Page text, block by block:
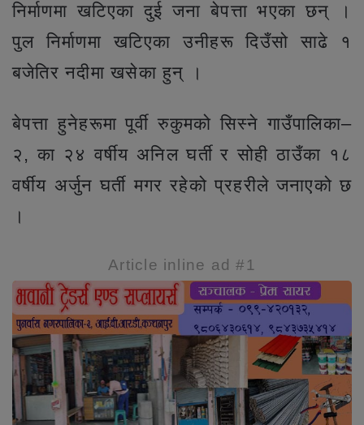
निर्माणमा खटिएका दुई जना बेपत्ता भएका छन् ।
पुल निर्माणमा खटिएका उनीहरू दिउँसो साढे १
बजेतिर नदीमा खसेका हुन् ।
बेपत्ता हुनेहरूमा पूर्वी रुकुमको सिस्ने गाउँपालिका–
२, का २४ वर्षीय अनिल घर्ती र सोही ठाउँका १८
वर्षीय अर्जुन घर्ती मगर रहेको प्रहरीले जनाएको छ
।
Article inline ad #1